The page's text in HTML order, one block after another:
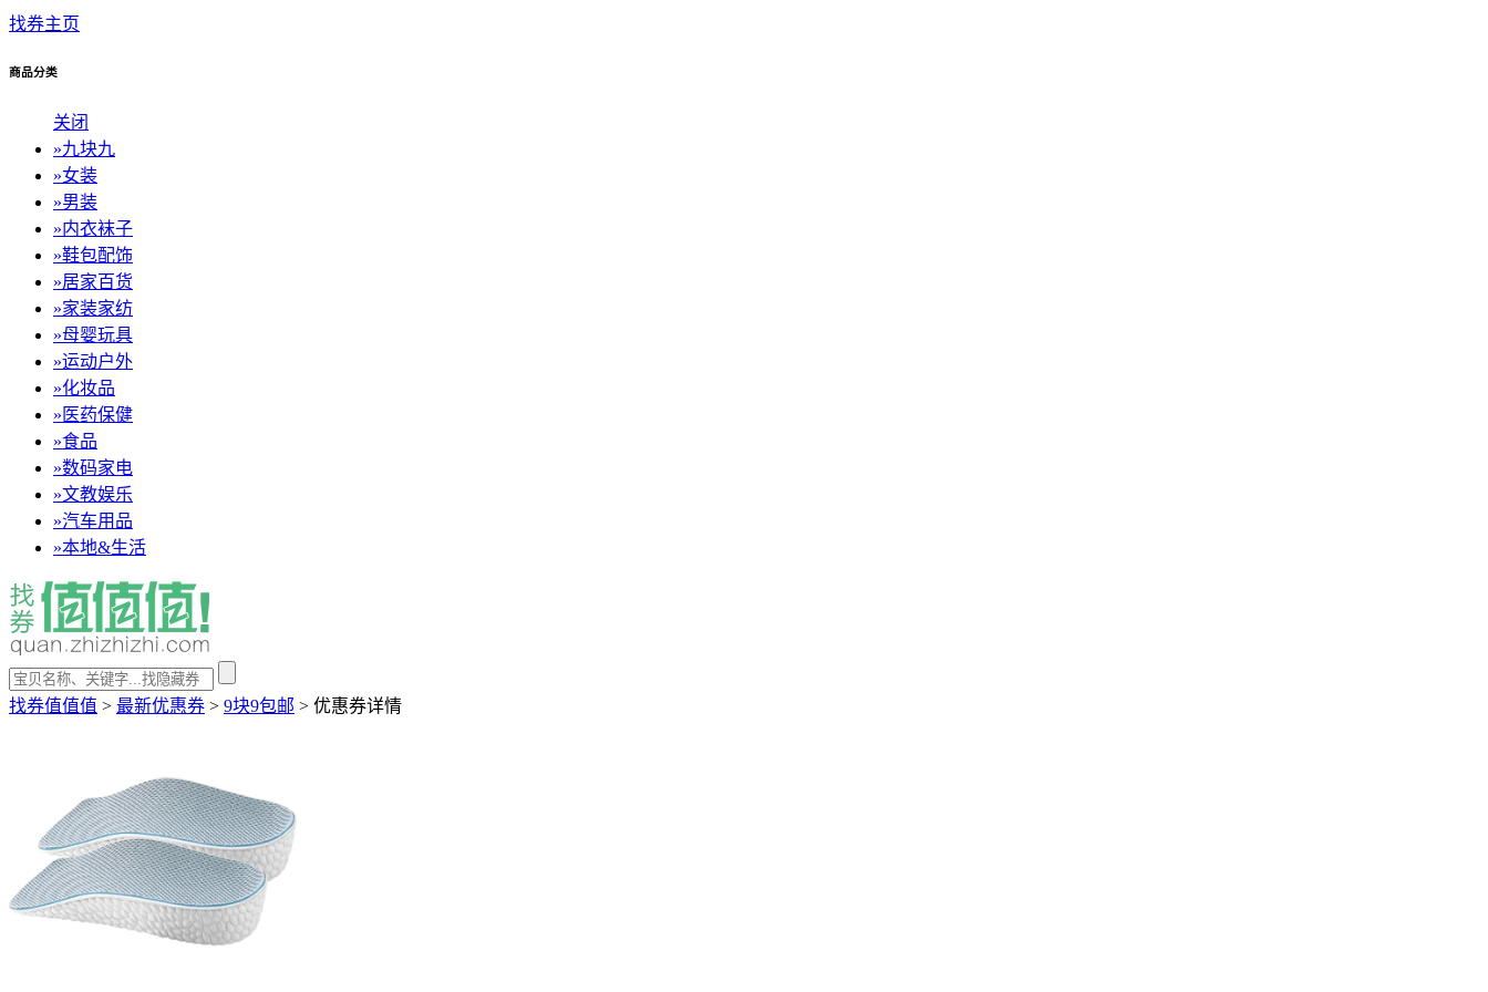
找券主页
商品分类
关闭
»九块九
»女装
»男装
»内衣袜子
»鞋包配饰
»居家百货
»家装家纺
»母婴玩具
»运动户外
»化妆品
» 医药保健
»食品
»数码家电
»文教娱乐
»汽车用品
»本地&生活
找券值值值 > 最新优惠券 > 9块9包邮 > 优惠券详情